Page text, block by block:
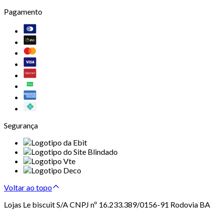
Pagamento
Segurança
Voltar ao topo
Lojas Le biscuit S/A CNPJ nº 16.233.389/0156-91 Rodovia BA